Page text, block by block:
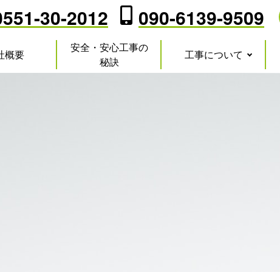
30-2012 090-6139-9509
概要
安全・安心工事の
秘訣
工事について